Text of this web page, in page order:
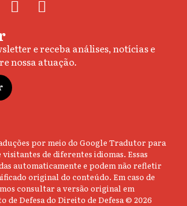
e receba análises, notícias e
nossa atuação.
por meio do Google Tradutor para
de diferentes idiomas. Essas
automaticamente e podem não refletir
original do conteúdo. Em caso de
consultar a versão original em
Defesa do Direito de Defesa © 2026